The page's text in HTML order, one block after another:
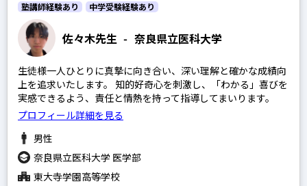
佐々木先生 - 奈良県立医科大学
塾講師経験あり 中学受験経験あり
生徒様一人ひとりに真摯に向き合い、深い理解と確かな成績向
上を追求いたします。 知的好奇心を刺激し、「わかる」喜びを
実感できるよう、責任と情熱を持って指導してまいります。
プロフィール詳細を見る
男性
奈良県立医科大学 医学部
東大寺学園高等学校